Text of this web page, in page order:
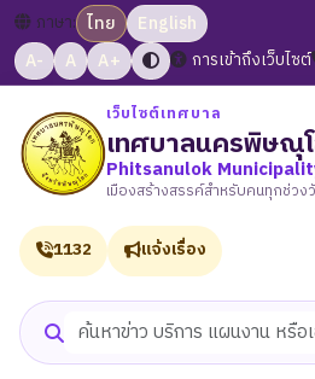
ภาษา: ไทย
English
A-
A A+ การเข้าถึงเว็บไซต์
เว็บไซต์เทศบาล
เทศบาลนครพิษณุ
Phitsanulok
เมืองสร้างสรรค์สำหรับคนทุกช่วง
ค้นหาเว็บไซต์
1132 แจ้งเรื่อง